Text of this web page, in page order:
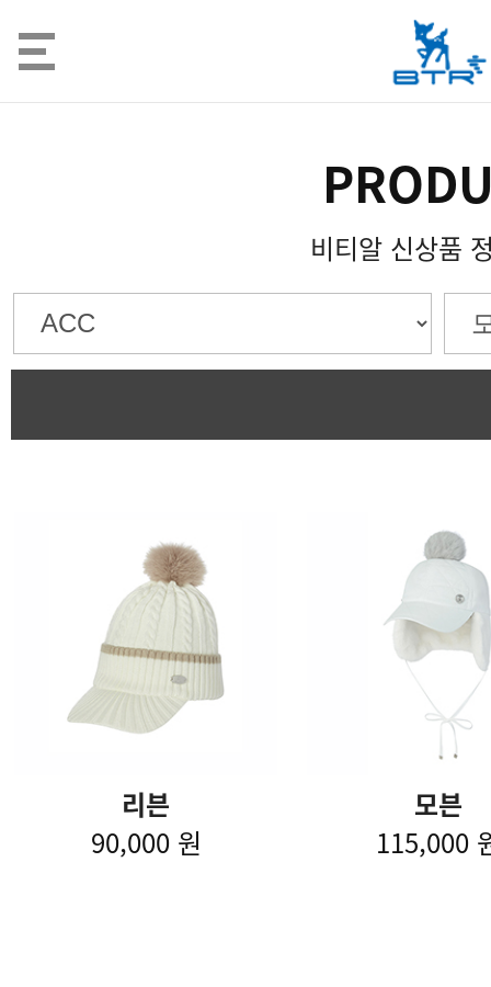
비티알 신상품
리븐
90,000 원
모븐
115,000